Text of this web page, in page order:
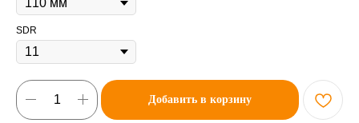
SDR
Добавить в корзину